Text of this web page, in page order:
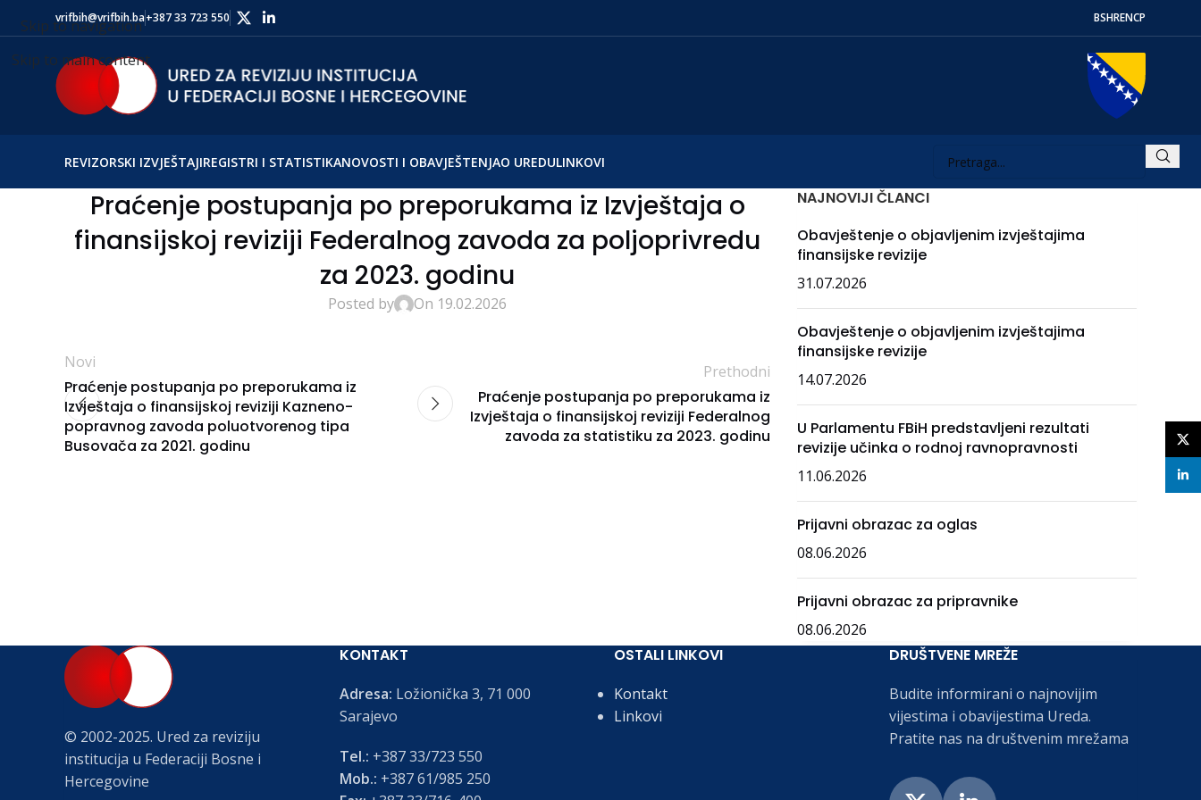
Skip to navigation
Skip to main content
vrifbih@vrifbih.ba+387 33 723 550 BSHRENСР
REVIZORSKI IZVJEŠTAJIREGISTRI I STATISTIKANOVOSTI I OBAVJEŠTENJAO UREDULINKOVI
Praćenje postupanja po preporukama iz Izvještaja o
finansijskoj reviziji Federalnog zavoda za poljoprivredu
za 2023. godinu
Posted by On 19.02.2026
Novi
Praćenje postupanja po preporukama iz
Izvještaja o finansijskoj reviziji Kazneno-
popravnog zavoda poluotvorenog tipa
Busovača za 2021. godinu
Prethodni
Praćenje postupanja po preporukama iz
Izvještaja o finansijskoj reviziji Federalnog
zavoda za statistiku za 2023. godinu
NAJNOVIJI ČLANCI
Obavještenje o objavljenim izvještajima
finansijske revizije
31.07.2026
Obavještenje o objavljenim izvještajima
finansijske revizije
14.07.2026
U Parlamentu FBiH predstavljeni rezultati
revizije učinka o rodnoj ravnopravnosti
11.06.2026
Prijavni obrazac za oglas
08.06.2026
Prijavni obrazac za pripravnike
08.06.2026
© 2002-2025. Ured za reviziju
institucija u Federaciji Bosne i
Hercegovine
KONTAKT
Adresa: Ložionička 3, 71 000
Sarajevo
Tel.: +387 33/723 550
Mob.: +387 61/985 250
OSTALI LINKOVI
Kontakt
Linkovi
DRUŠTVENE MREŽE
Budite informirani o najnovijim
vijestima i obavijestima Ureda.
Pratite nas na društvenim mrežama